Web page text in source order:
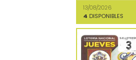
13/08/2026
4 DISPONIBLES